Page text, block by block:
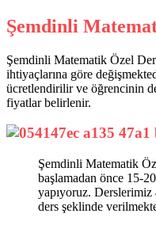
Şemdinli
Şemdinli Matematik Özel
ihtiyaçlarına göre
ücretlendirilir ve öğrencinin
fiyatlar belirlenir.
Şemdinli Matematik
başlamadan önce 15-
yapıyoruz.
ders şeklinde